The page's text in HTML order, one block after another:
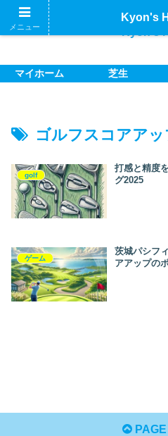
マイホーム 芝生
ゴルフスコアアッ
golf
打感と精度
グ2025
ゲーム
茨城パシフ
アアップの
メニュー
Kyon's